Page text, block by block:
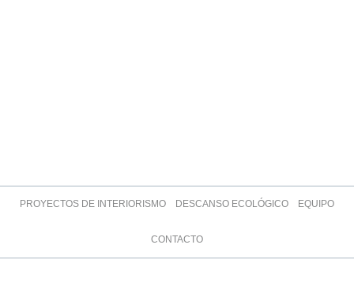
PROYECTOS DE INTERIORISMO DESCANSO ECOLÓGICO EQUIPO
CONTACTO